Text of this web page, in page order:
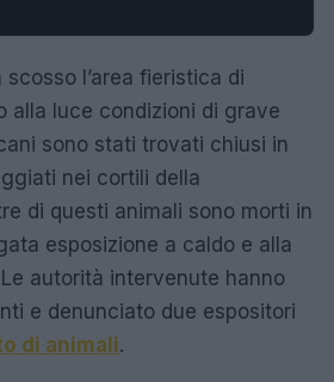
l’area fieristica di
alla luce condizioni di grave
sono stati trovati chiusi in
nei cortili della
di questi animali sono morti in
esposizione a caldo e alla
autorità intervenute hanno
e denunciato due espositori
di animali.